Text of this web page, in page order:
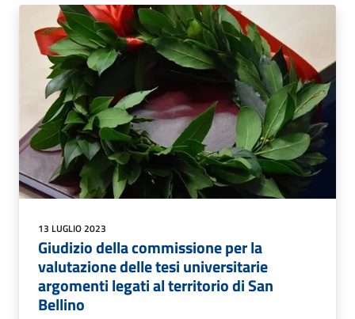
13 LUGLIO 2023
Giudizio della commissione per la
valutazione delle tesi universitarie
argomenti legati al territorio di San
Bellino